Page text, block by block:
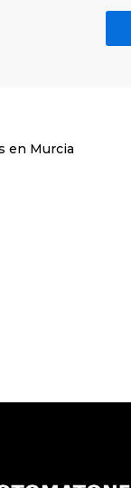
en Murcia